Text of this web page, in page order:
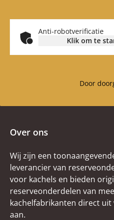
Anti-robotverificatie
Klik om te
Door
Over ons
Wij zijn een
leverancier van
voor kachels en bieden
reserveonderdelen van
kachelfabrikanten direct
aan.